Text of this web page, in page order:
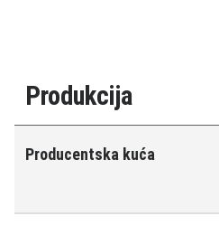
Produkcija
Producentska kuća